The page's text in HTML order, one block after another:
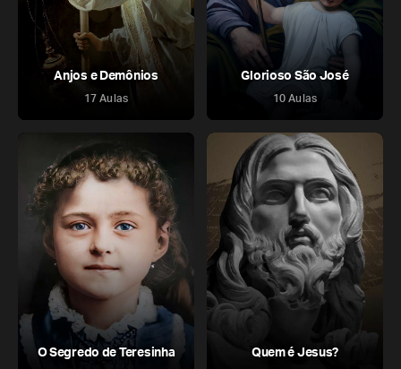
Anjos e Demônios
17 Aulas
Glorioso São José
10 Aulas
O Segredo de Teresinha Quem é Jesus?